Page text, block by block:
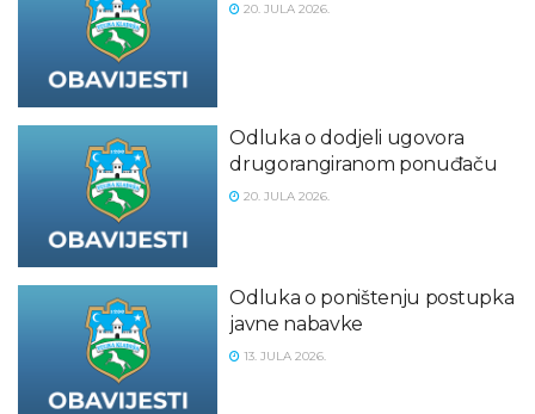
20. JULA 2026.
Odluka o dodjeli ugovora
drugorangiranom ponuđaču
20. JULA 2026.
Odluka o poništenju postupka
javne nabavke
13. JULA 2026.